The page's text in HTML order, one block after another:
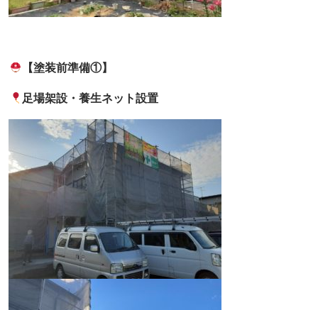
【塗装前準備①】
足場架設・養生ネット設置